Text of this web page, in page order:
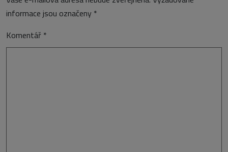
informace jsou označeny *
Komentář *